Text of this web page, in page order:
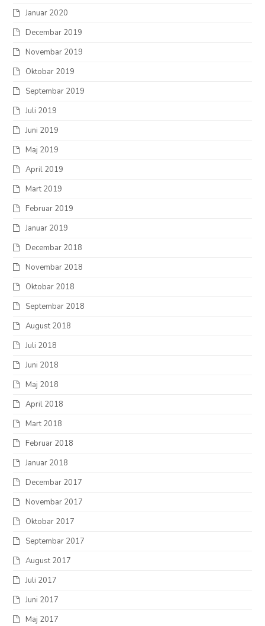
Januar 2020
Decembar 2019
Novembar 2019
Oktobar 2019
Septembar 2019
Juli 2019
Juni 2019
Maj 2019
April 2019
Mart 2019
Februar 2019
Januar 2019
Decembar 2018
Novembar 2018
Oktobar 2018
Septembar 2018
August 2018
Juli 2018
Juni 2018
Maj 2018
April 2018
Mart 2018
Februar 2018
Januar 2018
Decembar 2017
Novembar 2017
Oktobar 2017
Septembar 2017
August 2017
Juli 2017
Juni 2017
Maj 2017